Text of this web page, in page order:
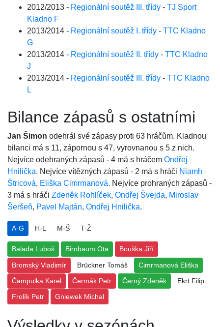
2012/2013 - Regionální soutěž III. třídy - TJ Sport
Kladno F
2013/2014 - Regionální soutěž I. třídy - TTC Kladno
G
2013/2014 - Regionální soutěž II. třídy - TTC Kladno
J
2013/2014 - Regionální soutěž III. třídy - TTC Kladno
L
Bilance zápasů s ostatními
Jan Šimon odehrál své zápasy proti 63 hráčům. Kladnou
bilanci má s 11, zápornou s 47, vyrovnanou s 5 z nich.
Nejvíce odehraných zápasů - 4 má s hráčem Ondřej
Hnilička. Nejvíce vítězných zápasů - 2 má s hráči Niamh
Štricová, Eliška Cimrmanová. Nejvíce prohraných zápasů -
3 má s hráči Zdeněk Rohlíček, Ondřej Švejda, Miroslav
Šeršeň, Pavel Majtán, Ondřej Hnilička.
A-G H-L M-Š T-Ž
Balada Luboš Birnbaum Ota Bouška Jiří
Bromský Vladimír Brückner Tomáš Cimrmanová Eliška
Čampulka Karel Čermák Petr Černý Zdeněk Ekrt Filip
Frolík Petr Gniewek Michal